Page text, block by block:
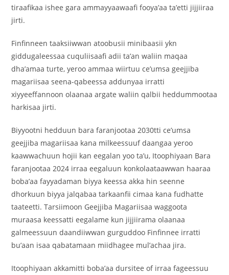
tiraafikaa ishee gara ammayyaawaafi fooya’aa ta’etti jijjiiraa
jirti.
Finfinneen taaksiiwwan atoobusii minibaasii ykn
giddugaleessaa cuquliisaafi adii ta’an waliin maqaa
dha’amaa turte, yeroo ammaa wiirtuu ce’umsa geejjiba
magariisaa seena-qabeessa addunyaa irratti
xiyyeeffannoon olaanaa argate waliin qalbii heddummootaa
harkisaa jirti.
Biyyootni hedduun bara faranjootaa 2030tti ce’umsa
geejjiba magariisaa kana milkeessuuf daangaa yeroo
kaawwachuun hojii kan eegalan yoo ta’u, Itoophiyaan Bara
faranjootaa 2024 irraa eegaluun konkolaataawwan haaraa
boba’aa fayyadaman biyya keessa akka hin seenne
dhorkuun biyya jalqabaa tarkaanfii cimaa kana fudhatte
taateetti. Tarsiimoon Geejjiba Magariisaa waggoota
muraasa keessatti eegalame kun jijjiirama olaanaa
galmeessuun daandiiwwan gurguddoo Finfinnee irratti
bu’aan isaa qabatamaan miidhagee mul’achaa jira.
Itoophiyaan akkamitti boba’aa dursitee of irraa fageessuu